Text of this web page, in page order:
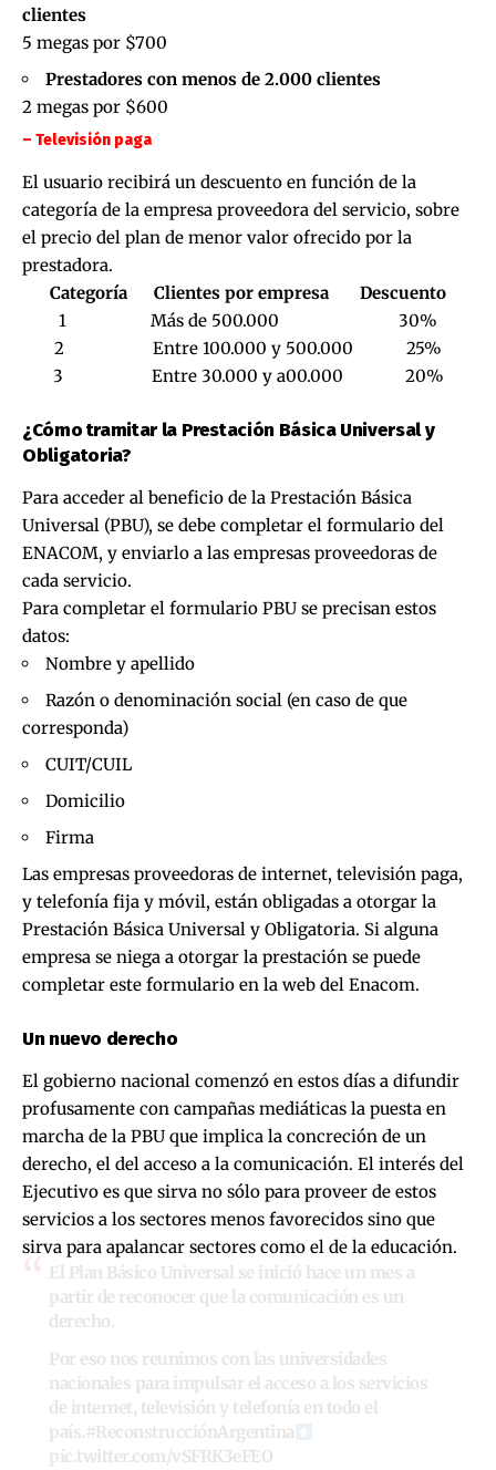
clientes
5 megas por $700
Prestadores con menos de 2.000 clientes
2 megas por $600
– Televisión paga
El usuario recibirá un descuento en función de la
categoría de la empresa proveedora del servicio, sobre
el precio del plan de menor valor ofrecido por la
prestadora.
Categoría Clientes por empresa Descuento
1 Más de 500.000 30%
2 Entre 100.000 y 500.000 25%
3 Entre 30.000 y a00.000 20%
¿Cómo tramitar la Prestación Básica Universal y
Obligatoria?
Para acceder al beneficio de la Prestación Básica
Universal (PBU), se debe completar el formulario del
ENACOM, y enviarlo a las empresas proveedoras de
cada servicio.
Para completar el formulario PBU se precisan estos
datos:
Nombre y apellido
Razón o denominación social (en caso de que
corresponda)
CUIT/CUIL
Domicilio
Firma
Las empresas proveedoras de internet, televisión paga,
y telefonía fija y móvil, están obligadas a otorgar la
Prestación Básica Universal y Obligatoria. Si alguna
empresa se niega a otorgar la prestación se puede
completar este formulario en la web del Enacom.
Un nuevo derecho
El gobierno nacional comenzó en estos días a difundir
profusamente con campañas mediáticas la puesta en
marcha de la PBU que implica la concreción de un
derecho, el del acceso a la comunicación. El interés del
Ejecutivo es que sirva no sólo para proveer de estos
servicios a los sectores menos favorecidos sino que
sirva para apalancar sectores como el de la educación.
El Plan Básico Universal se inició hace un mes a
partir de reconocer que la comunicación es un
derecho.
Por eso nos reunimos con las universidades
nacionales para impulsar el acceso a los servicios
de internet, televisión y telefonía en todo el
país.#ReconstrucciónArgentina
pic.twitter.com/vSFRK3eFEO